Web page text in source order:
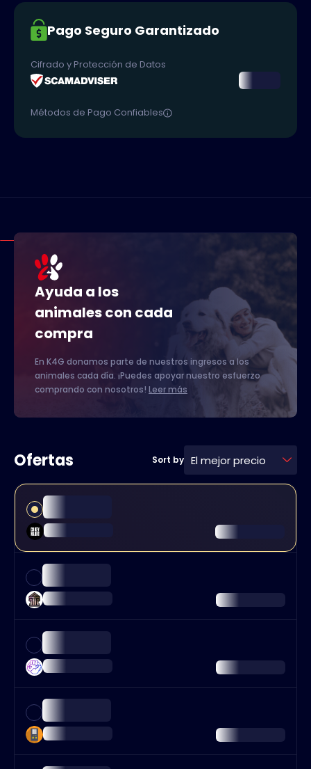
Pago Seguro Garantizado
Cifrado y Protección de Datos
Métodos de Pago Confiables
Ayuda a los
animales con cada
compra
En K4G donamos parte de nuestros ingresos a los
animales cada día. ¡Puedes apoyar nuestro esfuerzo
comprando con nosotros! Leer más
Ofertas Sort by El mejor precio